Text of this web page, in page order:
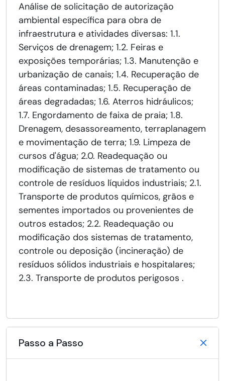
Análise de solicitação de autorização
ambiental específica para obra de
infraestrutura e atividades diversas: 1.1.
Serviços de drenagem; 1.2. Feiras e
exposições temporárias; 1.3. Manutenção e
urbanização de canais; 1.4. Recuperação de
áreas contaminadas; 1.5. Recuperação de
áreas degradadas; 1.6. Aterros hidráulicos;
1.7. Engordamento de faixa de praia; 1.8.
Drenagem, desassoreamento, terraplanagem
e movimentação de terra; 1.9. Limpeza de
cursos d'água; 2.0. Readequação ou
modificação de sistemas de tratamento ou
controle de resíduos líquidos industriais; 2.1.
Transporte de produtos químicos, grãos e
sementes importados ou provenientes de
outros estados; 2.2. Readequação ou
modificação dos sistemas de tratamento,
controle ou deposição (incineração) de
resíduos sólidos industriais e hospitalares;
2.3. Transporte de produtos perigosos .
Passo a Passo